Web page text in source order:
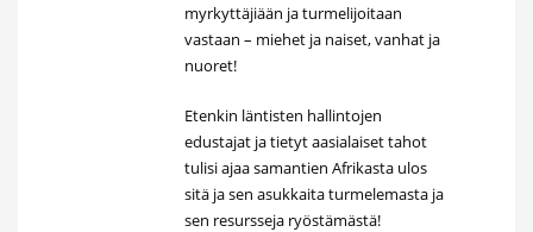
myrkyttäjiään ja turmelijoitaan
vastaan – miehet ja naiset, vanhat ja
nuoret!
Etenkin läntisten hallintojen
edustajat ja tietyt aasialaiset tahot
tulisi ajaa samantien Afrikasta ulos
sitä ja sen asukkaita turmelemasta ja
sen resursseja ryöstämästä!